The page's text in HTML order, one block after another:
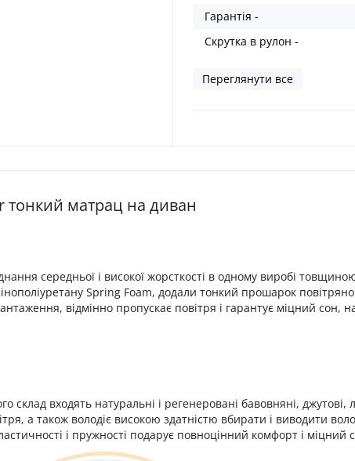
Гарантія -
Скрутка в рулон -
Переглянути все
тонкий матрац на диван
середньої і високої жорсткості в одному виробі
Spring Foam, додали тонкий прошарок
відмінно пропускає повітря і гарантує міцний сон,
входять натуральні і регенеровані бавовняні,
а також володіє високою здатністю вбирати і виводити
і пружності подарує повноцінний комфорт і міцний